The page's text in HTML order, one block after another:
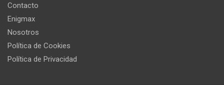
Contacto
Enigmax
Nosotros
Política de Cookies
Política de Privacidad